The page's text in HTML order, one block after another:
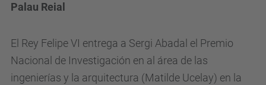
Palau Reial
El Rey Felipe VI entrega a Sergi Abadal el Premio
Nacional de Investigación en al área de las
ingenierías y la arquitectura (Matilde Ucelay) en la